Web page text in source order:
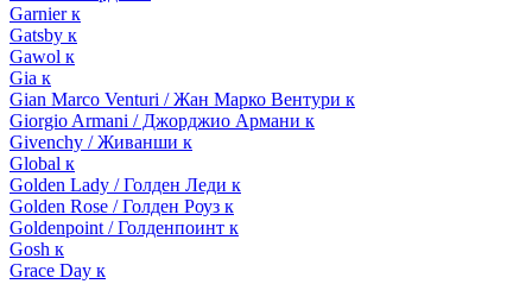
Garnier к
Gatsby к
Gawol к
Gia к
Gian Marco Venturi / Жан Марко Вентури к
Giorgio Armani / Джорджио Армани к
Givenchy / Живанши к
Global к
Golden Lady / Голден Леди к
Golden Rose / Голден Роуз к
Goldenpoint / Голденпоинт к
Gosh к
Grace Day к